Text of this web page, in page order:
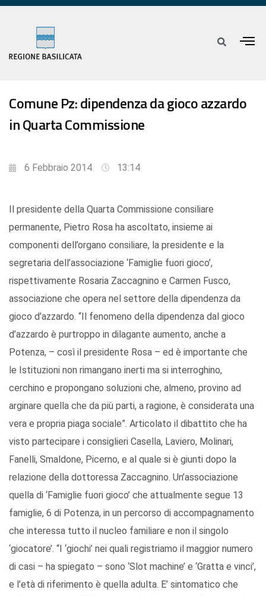
Comune Pz: dipendenza da gioco azzardo
in Quarta Commissione
6 Febbraio 2014 13:14
Il presidente della Quarta Commissione consiliare
permanente, Pietro Rosa ha ascoltato, insieme ai
componenti dell’organo consiliare, la presidente e la
segretaria dell’associazione ‘Famiglie fuori gioco’,
rispettivamente Rosaria Zaccagnino e Carmen Fusco,
associazione che opera nel settore della dipendenza da
gioco d’azzardo. “Il fenomeno della dipendenza dal gioco
d’azzardo è purtroppo in dilagante aumento, anche a
Potenza, – così il presidente Rosa – ed è importante che
le Istituzioni non rimangano inerti ma si interroghino,
cerchino e propongano soluzioni che, almeno, provino ad
arginare quella che da più parti, a ragione, è considerata una
vera e propria piaga sociale”. Articolato il dibattito che ha
visto partecipare i consiglieri Casella, Laviero, Molinari,
Fanelli, Smaldone, Picerno, e al quale si è giunti dopo la
relazione della dottoressa Zaccagnino. Un’associazione
quella di ‘Famiglie fuori gioco’ che attualmente segue 13
famiglie, 6 di Potenza, in un percorso di accompagnamento
che interessa tutto il nucleo familiare e non il singolo
‘giocatore’. “I ‘giochi’ nei quali registriamo il maggior numero
di casi – ha spiegato – sono ‘Slot machine’ e ‘Gratta e vinci’,
e l’età di riferimento è quella adulta. E’ sintomatico che